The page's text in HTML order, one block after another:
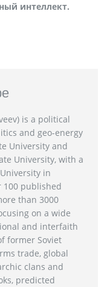
интеллект.
is a political
and geo-energy
University and
University, with a
in
100 published
than 3000
on a wide
and interfaith
former Soviet
trade, global
clans and
predicted